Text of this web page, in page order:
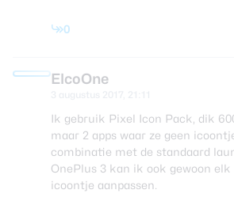
0
ElcoOne
Ik gebruik Pixel Icon Pack, dik
maar 2 apps waar ze geen
combinatie met de standaard
OnePlus 3 kan ik ook gewoon
icoontje aanpassen.